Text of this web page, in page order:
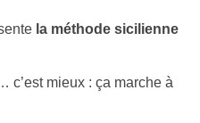
la méthode sicilienne
c’est mieux : ça marche à